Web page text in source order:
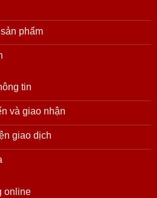
phẩm
tin
và giao nhận
giao dịch
online